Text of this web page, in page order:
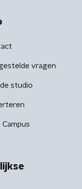
vragen
studio
Campus